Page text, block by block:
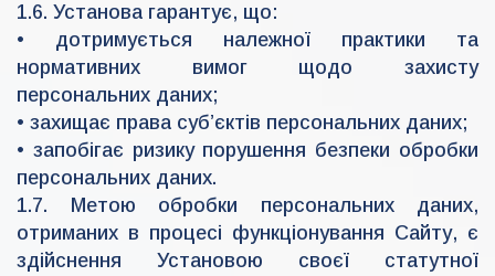
1.6. Установа гарантує, що:
• дотримується належної практики та
нормативних вимог щодо захисту
персональних даних;
• захищає права суб’єктів персональних даних;
• запобігає ризику порушення безпеки обробки
персональних даних.
1.7. Метою обробки персональних даних,
отриманих в процесі функціонування Сайту, є
здійснення Установою своєї статутної